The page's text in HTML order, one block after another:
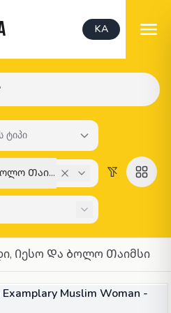
KA
ტიპი
Თაიმსი
Იესო Და Ბოლო Თაიმსი
Examplary Muslim Woman -